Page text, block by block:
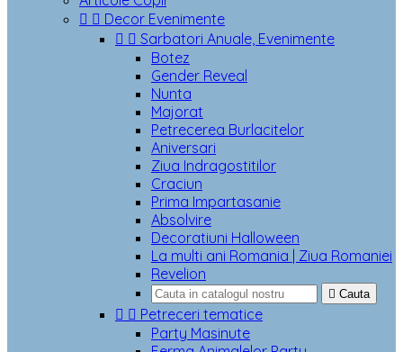
  Decor Evenimente
  Sarbatori Anuale, Evenimente
Botez
Gender Reveal
Nunta
Majorat
Petrecerea Burlacitelor
Aniversari
Ziua Indragostitilor
Craciun
Prima Impartasanie
Absolvire
Decoratiuni Halloween
La multi ani Romania | Ziua Romaniei
Revelion
 Cauta
  Petreceri tematice
Party Masinute